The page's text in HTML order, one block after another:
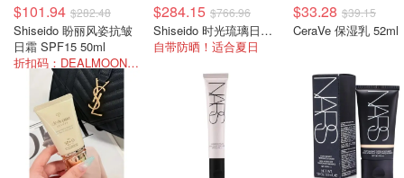
$101.94 $282.48
Shiseido 盼丽风姿抗皱
日霜 SPF15 50ml
折扣码：DEALMOON-AU5
$284.15 $766.96
Shiseido 时光琉璃日霜 SPF20 50ml
自带防晒！适合夏日
$33.28 $39.15
CeraVe 保湿乳 52ml